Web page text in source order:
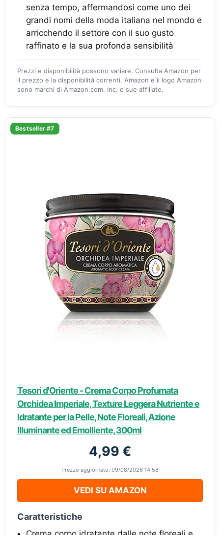
senza tempo, affermandosi come uno dei
grandi nomi della moda italiana nel mondo e
arricchendo il settore con il suo gusto
raffinato e la sua profonda sensibilità
Prezzi e disponibilità possono variare. Consulta Amazon per
il prezzo e la disponibilità correnti. Amazon e il logo Amazon
sono marchi di Amazon.com, Inc. o sue affiliate.
Bestseller #7
Tesori d'Oriente - Crema Corpo Profumata
Orchidea Imperiale, Texture Leggera Nutriente e
Idratante per la Pelle, Note Floreali, Azione
Illuminante ed Emolliente, 300ml
4,99 €
Prezzo aggiornato: 09/08/2026 14:58
VEDI SU AMAZON
Caratteristiche